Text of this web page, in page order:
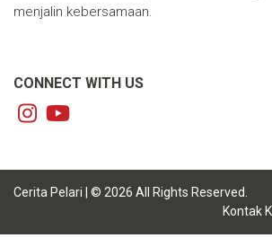
menjalin kebersamaan.
CONNECT WITH US
Cerita Pelari | © 2026 All Rights Reserved.
Kontak